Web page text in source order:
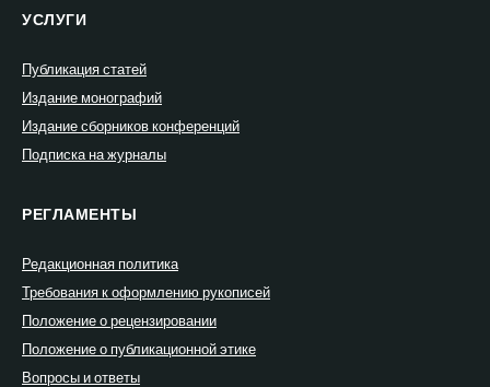
УСЛУГИ
Публикация статей
Издание монографий
Издание сборников конференций
Подписка на журналы
РЕГЛАМЕНТЫ
Редакционная политика
Требования к оформлению рукописей
Положение о рецензировании
Положение о публикационной этике
Вопросы и ответы